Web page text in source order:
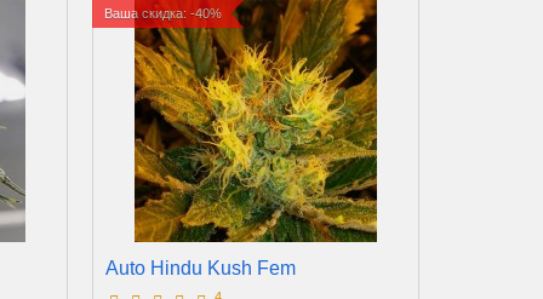
Ваша скидка: -40%
Auto Hindu Kush Fem